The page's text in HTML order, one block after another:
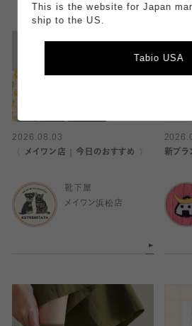
2026.08.03
〈 メイワン店｜今日のおすすめ 〉
靴下屋
メイワン浜松店
新ブラ
This is the website for Japan
ship to the US.
Tabio USA